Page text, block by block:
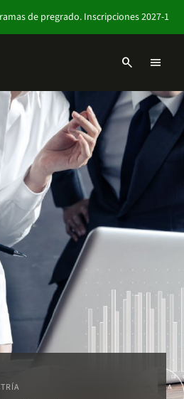
de pregrado. Inscripciones 2027-1
search menu